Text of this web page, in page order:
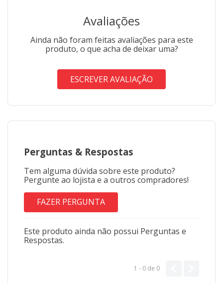
Avaliações
Ainda não foram feitas avaliações para este
produto, o que acha de deixar uma?
ESCREVER AVALIAÇÃO
Perguntas & Respostas
Tem alguma dúvida sobre este produto?
Pergunte ao lojista e a outros compradores!
FAZER PERGUNTA
Este produto ainda não possui Perguntas e
Respostas.
1 - 0 de 0